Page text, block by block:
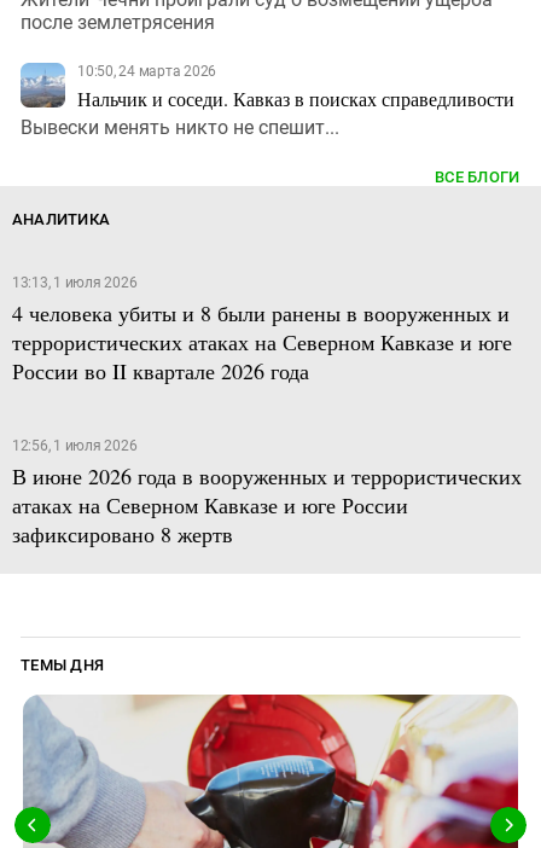
после землетрясения
10:50, 24 марта 2026
Нальчик и соседи. Кавказ в поисках справедливости
Вывески менять никто не спешит...
ВСЕ БЛОГИ
АНАЛИТИКА
13:13, 1 июля 2026
4 человека убиты и 8 были ранены в вооруженных и
террористических атаках на Северном Кавказе и юге
России во II квартале 2026 года
12:56, 1 июля 2026
В июне 2026 года в вооруженных и террористических
атаках на Северном Кавказе и юге России
зафиксировано 8 жертв
ТЕМЫ ДНЯ